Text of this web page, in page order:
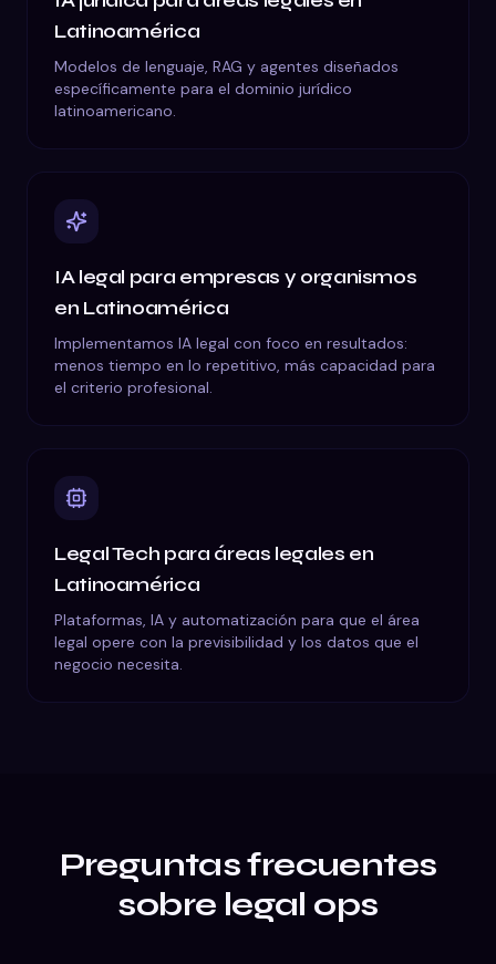
Latinoamérica
Modelos de lenguaje, RAG y agentes diseñados
específicamente para el dominio jurídico
latinoamericano.
IA legal para empresas y organismos
en Latinoamérica
Implementamos IA legal con foco en resultados:
menos tiempo en lo repetitivo, más capacidad para
el criterio profesional.
Legal Tech para áreas legales en
Latinoamérica
Plataformas, IA y automatización para que el área
legal opere con la previsibilidad y los datos que el
negocio necesita.
Preguntas frecuentes
sobre legal ops